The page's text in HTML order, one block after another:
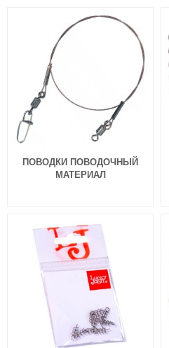
ПОВОДКИ ПОВОДОЧНЫЙ
МАТЕРИАЛ